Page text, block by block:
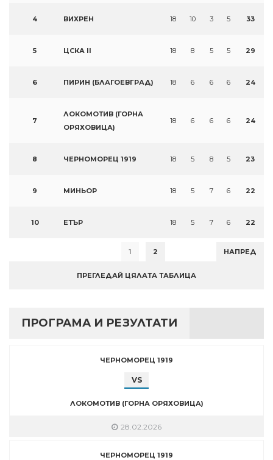
4 ВИХРЕН 18 10 3 5 33
5 ЦСКА II 18 8 5 5 29
6 ПИРИН (БЛАГОЕВГРАД) 18 6 6 6 24
7
ЛОКОМОТИВ (ГОРНА
ОРЯХОВИЦА)
18 6 6 6 24
8 ЧЕРНОМОРЕЦ 1919 18 5 8 5 23
9 МИНЬОР 18 5 7 6 22
10 ЕТЪР 18 5 7 6 22
1 2 НАПРЕД
ПРЕГЛЕДАЙ ЦЯЛАТА ТАБЛИЦА
ПРОГРАМА И РЕЗУЛТАТИ
ЧЕРНОМОРЕЦ 1919
VS
ЛОКОМОТИВ (ГОРНА ОРЯХОВИЦА)
28.02.2026
ЧЕРНОМОРЕЦ 1919